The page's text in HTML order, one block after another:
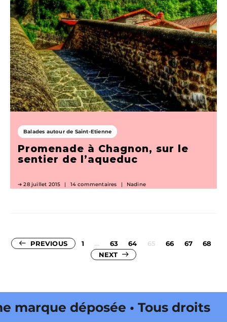
Balades autour de Saint-Etienne
Promenade à Chagnon, sur le
sentier de l’aqueduc
28 juillet 2015 14 commentaires Nadine
Pagination
des
PREVIOUS 1 … 63 64 65 66 67
68
NEXT
déposée • Tous droits